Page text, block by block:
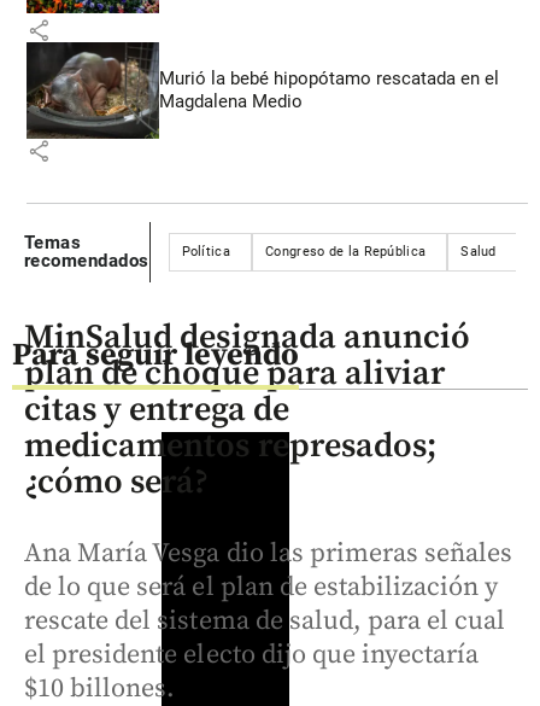
share
Murió la bebé hipopótamo rescatada en el
Magdalena Medio
share
Temas
recomendados
Política Congreso de la República Salud
Para seguir leyendo
MinSalud designada anunció
plan de choque para aliviar
citas y entrega de
medicamentos represados;
¿cómo será?
Ana María Vesga dio las primeras señales
de lo que será el plan de estabilización y
rescate del sistema de salud, para el cual
el presidente electo dijo que inyectaría
$10 billones.